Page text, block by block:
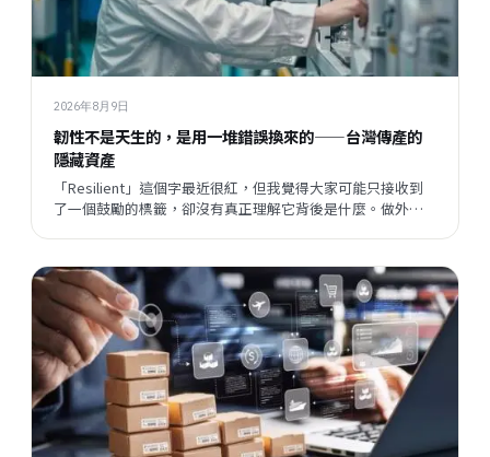
2026年8月9日
韌性不是天生的，是用一堆錯誤換來的——台灣傳產的
隱藏資產
「Resilient」這個字最近很紅，但我覺得大家可能只接收到
了一個鼓勵的標籤，卻沒有真正理解它背後是什麼。做外銷